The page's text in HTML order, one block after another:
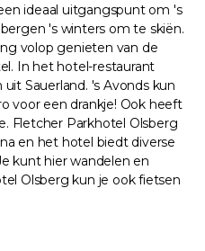
ideaal uitgangspunt om 's
's winters om te skiën.
volop genieten van de
In het hotel-restaurant
Sauerland. 's Avonds kun
voor een drankje! Ook heeft
Fletcher Parkhotel Olsberg
en het hotel biedt diverse
kunt hier wandelen en
Olsberg kun je ook fietsen